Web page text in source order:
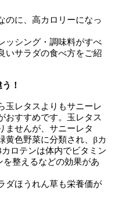
のに、高カロリーになっ
ッシング・調味料がすべ
いサラダの食べ方をご紹
！
玉レタスよりもサニーレ
おすすめです。玉レタス
ませんが、サニーレタ
黄色野菜に分類され、βカ
ロテンは体内でビタミン
整えるなどの効果があ
ダほうれん草も栄養価が